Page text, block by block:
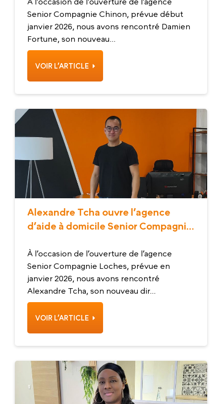
Senior Compagnie Chinon, prévue début
janvier 2026, nous avons rencontré Damien
Fortune, son nouveau...
VOIR L’ARTICLE
Alexandre Tcha ouvre l’agence
d’aide à domicile Senior Compagnie
À l’occasion de l’ouverture de l’agence
Senior Compagnie Loches, prévue en
janvier 2026, nous avons rencontré
Alexandre Tcha, son nouveau dir...
VOIR L’ARTICLE